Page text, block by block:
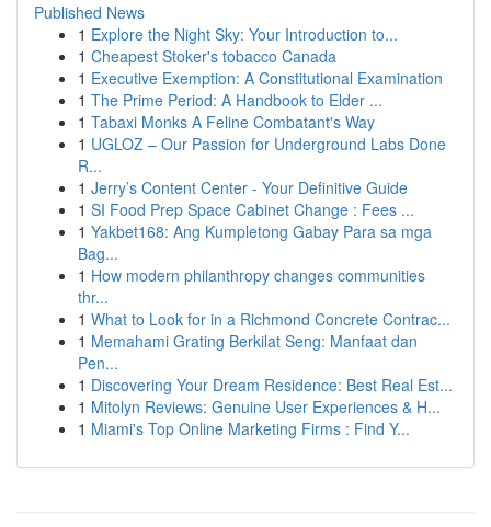
Published News
1 Explore the Night Sky: Your Introduction to...
1 Cheapest Stoker's tobacco Canada
1 Executive Exemption: A Constitutional Examination
1 The Prime Period: A Handbook to Elder ...
1 Tabaxi Monks A Feline Combatant's Way
1 UGLOZ – Our Passion for Underground Labs Done
R...
1 Jerry’s Content Center - Your Definitive Guide
1 SI Food Prep Space Cabinet Change : Fees ...
1 Yakbet168: Ang Kumpletong Gabay Para sa mga
Bag...
1 How modern philanthropy changes communities
thr...
1 What to Look for in a Richmond Concrete Contrac...
1 Memahami Grating Berkilat Seng: Manfaat dan
Pen...
1 Discovering Your Dream Residence: Best Real Est...
1 Mitolyn Reviews: Genuine User Experiences & H...
1 Miami's Top Online Marketing Firms : Find Y...